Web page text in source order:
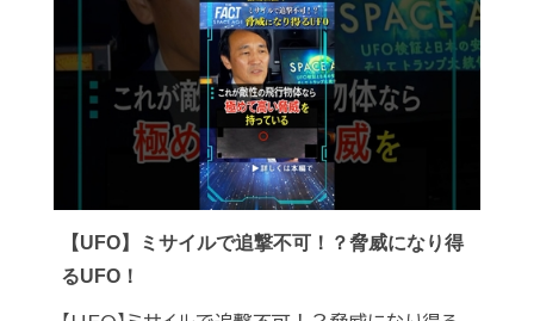
【UFO】ミサイルで追撃不可！？脅威になり得
るUFO！